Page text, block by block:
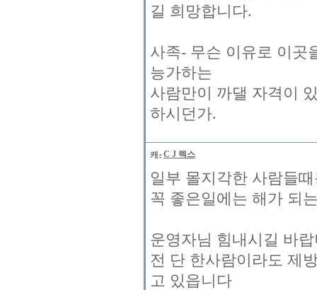
길 희망합니다.
사족- 무슨 이유로 이곳
능가하는
사람만이 까댈 자격이
하시던가.
C J 렉스
일부 몰지각한 사람들
꼭 좋은일에는 해가 되
운영자님 힘내시길 바
전 단 한사람이라도 제
고 있읍니다